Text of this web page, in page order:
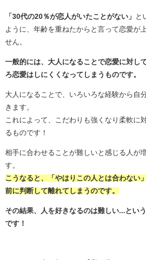
「30代の20％が恋人がいたことがない」
と
ように、年齢を重ねたからと言って恋愛が
せん。
一般的には、大人になることで恋愛に対し
ろ恋愛はしにくくなってしまうものです。
大人になることで、いろいろな経験から自
きます。
これによって、こだわりも強くなり柔軟に
るものです！
相手に合わせることが難しいと感じる人が
す。
こうなると、「やはりこの人とは合わない
前に判断して離れてしまうのです。
その結果、人を好きなるのは難しい...とい
です！